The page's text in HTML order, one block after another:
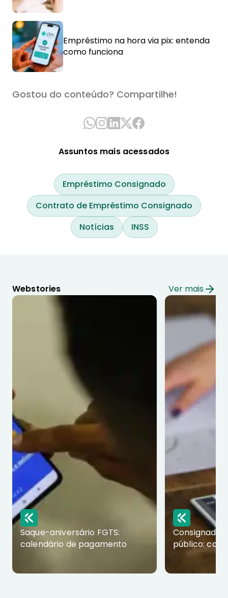
Empréstimo na hora via pix: entenda
como funciona
Gostou do conteúdo? Compartilhe!
Assuntos mais acessados
Empréstimo Consignado
Contrato de Empréstimo Consignado
Notícias
INSS
Webstories Ver mais
Saque-aniversário FGTS:
calendário de pagamento
Consignado
público: